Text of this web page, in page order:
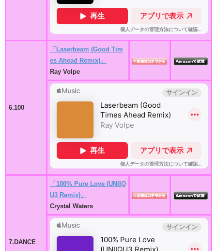
6.100
「Laserbeam (Good Tim
es Ahead Remix)」
Ray Volpe
7.DANCE
「100% Pure Love (UNIIQ
U3 Remix)」
Crystal Waters